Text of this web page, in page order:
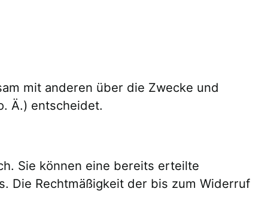
mit anderen über die Zwecke und
Ä.) entscheidet.
Sie können eine bereits erteilte
Die Rechtmäßigkeit der bis zum Widerruf